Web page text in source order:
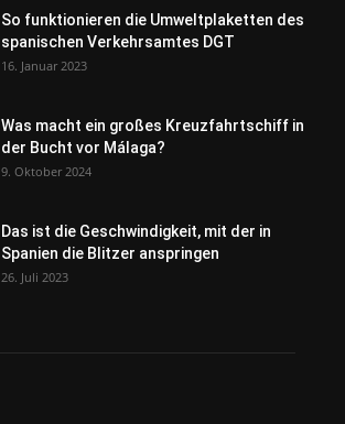
So funktionieren die Umweltplaketten des
spanischen Verkehrsamtes DGT
16. Januar 2023
Was macht ein großes Kreuzfahrtschiff in
der Bucht vor Málaga?
9. Oktober 2024
Das ist die Geschwindigkeit, mit der in
Spanien die Blitzer anspringen
26. Juli 2023